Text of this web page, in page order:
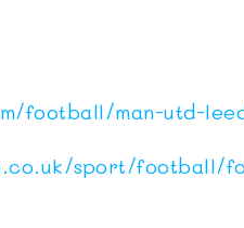
football/man-utd-
sport/football/